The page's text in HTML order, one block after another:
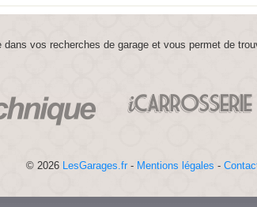
dans vos recherches de garage et vous permet de
© 2026 LesGarages.fr - Mentions légales -